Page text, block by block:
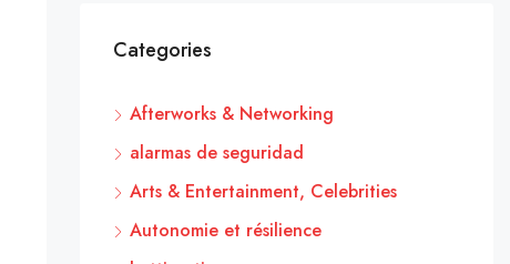
Categories
Afterworks & Networking
alarmas de seguridad
Arts & Entertainment, Celebrities
Autonomie et résilience